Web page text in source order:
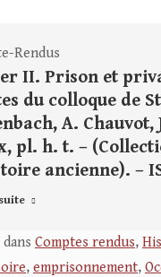
Rendus
II. Prison et
du colloque de
A.
pl. h. t. –
ancienne). –
Comptes rendus,
, emprisonnement,